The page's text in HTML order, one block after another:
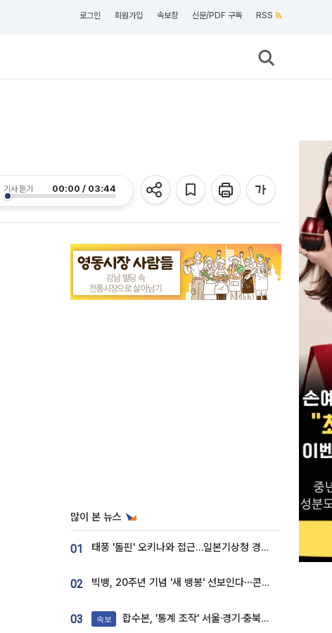
로그인 회원가입 속보창 신문/PDF 구독 RSS
기사 듣기 00:00 / 03:44
많이 본 뉴스
01 태풍 '돌핀' 오키나와 접근…일본기상청 경로 업데이트
02 빅뱅, 20주년 기념 '새 뱅봉' 선보인다⋯콘서트 앞두고 팝업 개최
03 속보 합수본, '통계 조작' 서울·경기·충북 선관위 등 추가 압수수색